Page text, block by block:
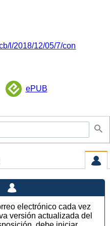
l/2018/12/05/7/con
ePUB
electrónico cada vez
versión actualizada del